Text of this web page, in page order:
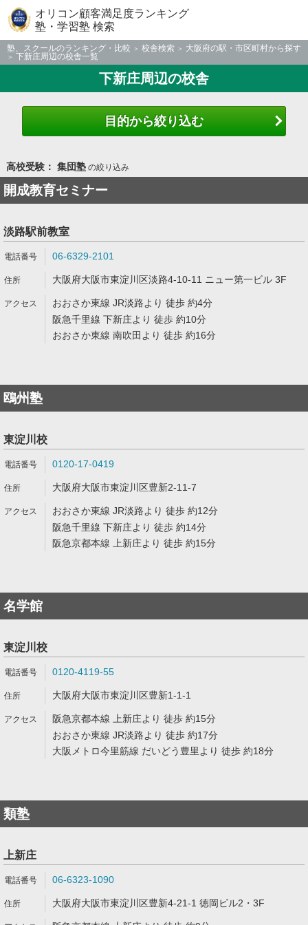
オリコン顧客満足度ランキング
塾・学習塾 検索
塾、スクールのランキング・比較 校舎検索
大阪府の駅・市区町村から探す
下新庄周辺の校舎一覧
下新庄周辺の校舎
目的から絞り込む
高校受験： 集団塾の絞り込み
開成教育セミナー
淡路駅前教室
06-6329-2101
大阪府大阪市東淀川区淡路4-10-11 ニュー第一ビル 3F
おおさか東線 JR淡路より 徒歩 約4分
阪急千里線 下新庄より 徒歩 約10分
おおさか東線 南吹田より 徒歩 約16分
鴎州塾
東淀川校
0120-17-0419
大阪府大阪市東淀川区豊新2-11-7
おおさか東線 JR淡路より 徒歩 約12分
阪急千里線 下新庄より 徒歩 約14分
阪急京都本線 上新庄より 徒歩 約15分
名学館
東淀川校
0120-4119-55
大阪府大阪市東淀川区豊新1-1-1
阪急京都本線 上新庄より 徒歩 約15分
おおさか東線 JR淡路より 徒歩 約17分
大阪メトロ今里筋線 だいどう豊里より 徒歩 約18分
類塾
上新庄
06-6323-1090
大阪府大阪市東淀川区豊新4-21-1 徳岡ビル2・3F